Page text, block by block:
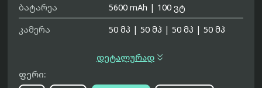
ბატარეა
5600 mAh | 100 ვტ
კამერა
50 მპ | 50 მპ | 50 მპ | 50 მპ
დეტალურად 
ფერი: